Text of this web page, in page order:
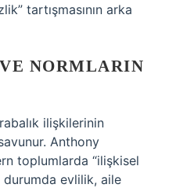
tartışmasının arka
NORMLARIN
ilişkilerinin
Anthony
toplumlarda “ilişkisel
durumda evlilik, aile